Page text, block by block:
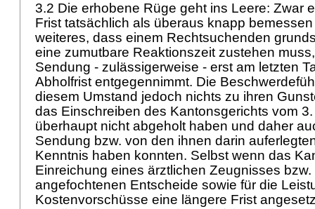
3.2 Die erhobene Rüge geht ins Leere: Zwar
Frist tatsächlich als überaus knapp
weiteres, dass einem Rechtsuchenden
eine zumutbare Reaktionszeit zustehen
Sendung - zulässigerweise - erst am letzten
Abholfrist entgegennimmt. Die
diesem Umstand jedoch nichts zu ihren
das Einschreiben des Kantonsgerichts vom
überhaupt nicht abgeholt haben und daher
Sendung bzw. von den ihnen darin
Kenntnis haben konnten. Selbst wenn das
Einreichung eines ärztlichen Zeugnisses
angefochtenen Entscheide sowie für die
Kostenvorschüsse eine längere Frist